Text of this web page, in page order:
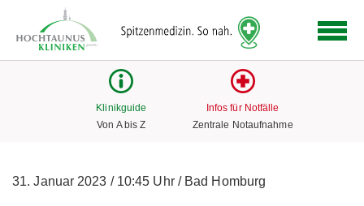
Link
zur
Klinikguide
Von A bis Z
Infos für Notfälle
Zentrale Notaufnahme
31. Januar 2023 /10:45 Uhr /Bad Homburg